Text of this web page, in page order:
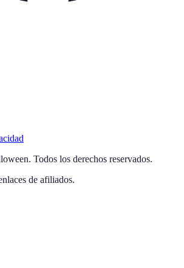
. Todos los derechos reservados.
de afiliados.